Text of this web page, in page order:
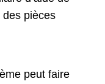
des pièces
peut faire